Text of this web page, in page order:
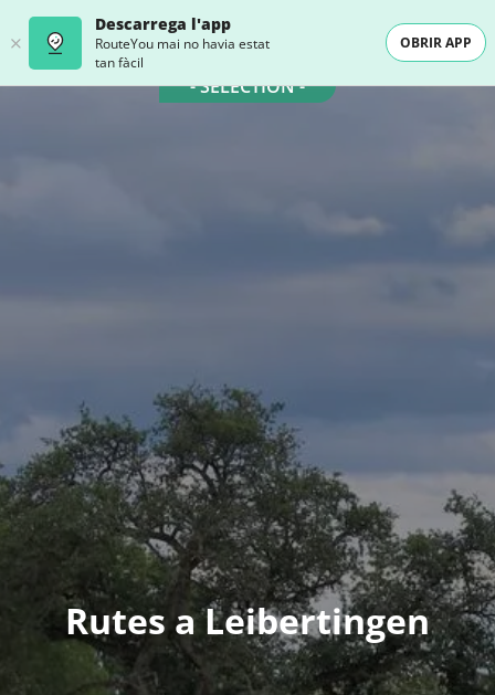
Descarrega l'app
RouteYou mai no havia estat
tan fàcil
OBRIR APP
- SELECTION -
Rutes a Leibertingen